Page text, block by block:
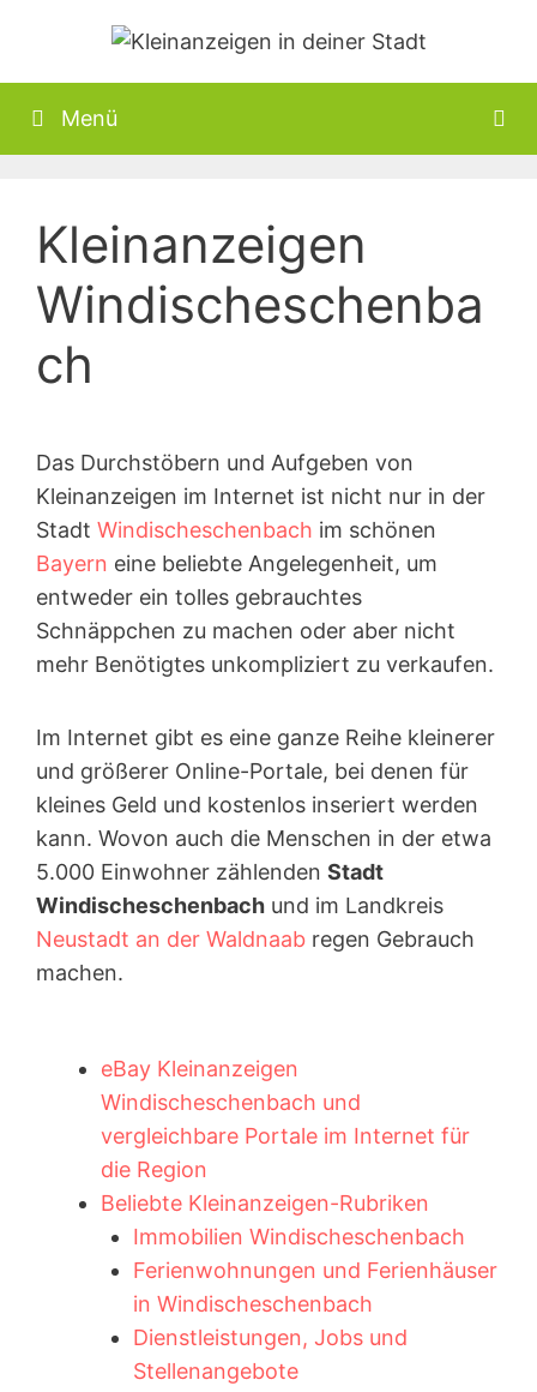
springen
Menü
Kleinanzeigen
Windischeschenba
ch
Das Durchstöbern und Aufgeben von
Kleinanzeigen im Internet ist nicht nur in der
Stadt Windischeschenbach im schönen
Bayern eine beliebte Angelegenheit, um
entweder ein tolles gebrauchtes
Schnäppchen zu machen oder aber nicht
mehr Benötigtes unkompliziert zu verkaufen.
Im Internet gibt es eine ganze Reihe kleinerer
und größerer Online-Portale, bei denen für
kleines Geld und kostenlos inseriert werden
kann. Wovon auch die Menschen in der etwa
5.000 Einwohner zählenden Stadt
Windischeschenbach und im Landkreis
Neustadt an der Waldnaab regen Gebrauch
machen.
eBay Kleinanzeigen
Windischeschenbach und
vergleichbare Portale im Internet für
die Region
Beliebte Kleinanzeigen-Rubriken
Immobilien Windischeschenbach
Ferienwohnungen und Ferienhäuser
in Windischeschenbach
Dienstleistungen, Jobs und
Stellenangebote